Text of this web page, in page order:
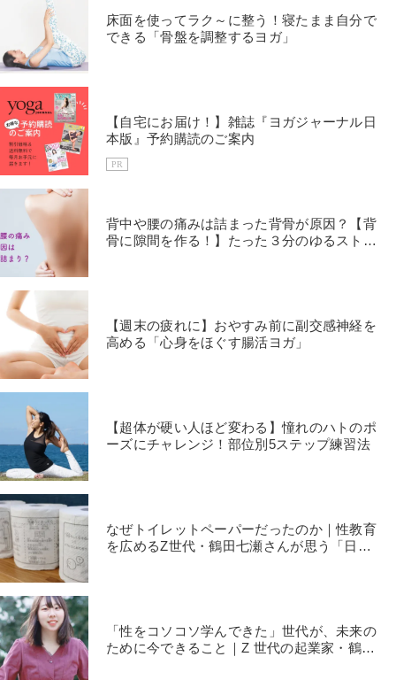
床面を使ってラク～に整う！寝たまま自分で
できる「骨盤を調整するヨガ」
【自宅にお届け！】雑誌『ヨガジャーナル日
本版』予約購読のご案内
PR
背中や腰の痛みは詰まった背骨が原因？【背
骨に隙間を作る！】たった３分のゆるストレ
【週末の疲れに】おやすみ前に副交感神経を
高める「心身をほぐす腸活ヨガ」
【超体が硬い人ほど変わる】憧れのハトのポ
ーズにチャレンジ！部位別5ステップ練習法
なぜトイレットペーパーだったのか｜性教育
を広めるZ世代・鶴田七瀬さんが思う「日本
「性をコソコソ学んできた」世代が、未来の
ために今できること｜Z 世代の起業家・鶴田